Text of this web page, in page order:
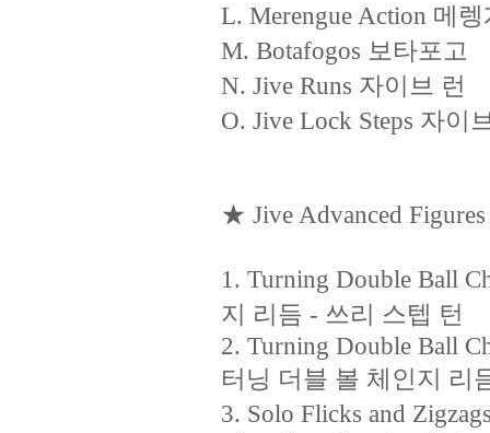
L. Merengue Action 메
M. Botafogos 보타포고
N. Jive Runs 자이브 런
O. Jive Lock Steps 자이
★ Jive Advanced Figures
1. Turning Double Ball
지 리듬 - 쓰리 스텝 턴
2. Turning Double Ball
터닝 더블 볼 체인지 리
3. Solo Flicks and